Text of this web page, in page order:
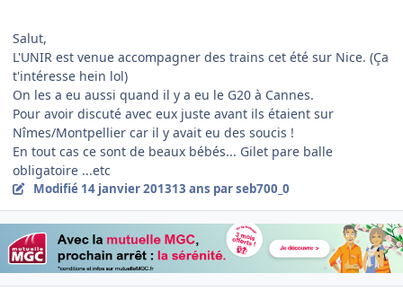
Salut,
L'UNIR est venue accompagner des trains cet été sur Nice. (Ça
t'intéresse hein lol)
On les a eu aussi quand il y a eu le G20 à Cannes.
Pour avoir discuté avec eux juste avant ils étaient sur
Nîmes/Montpellier car il y avait eu des soucis !
En tout cas ce sont de beaux bébés... Gilet pare balle
obligatoire ...etc
Modifié 14 janvier 201313 ans par seb700_0